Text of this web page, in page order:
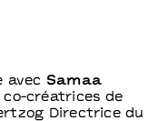
avec Samaa
co-créatrices de
Directrice du